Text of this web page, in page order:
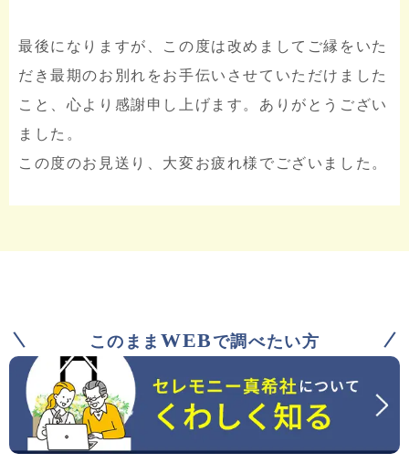
最後になりますが、この度は改めましてご縁をいた
だき最期のお別れをお手伝いさせていただけました
こと、心より感謝申し上げます。ありがとうござい
ました。
この度のお見送り、大変お疲れ様でございました。
このまま WEB で調べたい方